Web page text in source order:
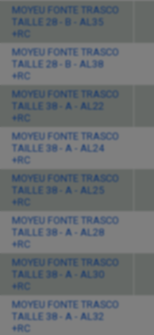
MOYEU FONTE TRASCO
TAILLE 28 - B - AL35
+RC
MOYEU FONTE TRASCO
TAILLE 28 - B - AL38
+RC
MOYEU FONTE TRASCO
TAILLE 38 - A - AL22
+RC
MOYEU FONTE TRASCO
TAILLE 38 - A - AL24
+RC
MOYEU FONTE TRASCO
TAILLE 38 - A - AL25
+RC
MOYEU FONTE TRASCO
TAILLE 38 - A - AL28
+RC
MOYEU FONTE TRASCO
TAILLE 38 - A - AL30
+RC
MOYEU FONTE TRASCO
TAILLE 38 - A - AL32
+RC